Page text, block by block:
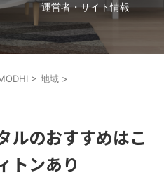
運営者・サイト情報
> 地域 >
ルのおすすめはこ
トンあり